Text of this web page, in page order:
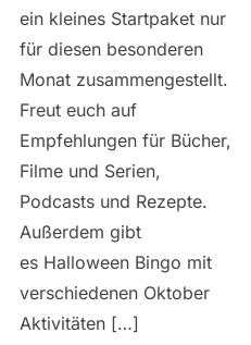
ein kleines Startpaket nur
für diesen besonderen
Monat zusammengestellt.
Freut euch auf
Empfehlungen für Bücher,
Filme und Serien,
Podcasts und Rezepte.
Außerdem gibt
es Halloween Bingo mit
verschiedenen Oktober
Aktivitäten […]